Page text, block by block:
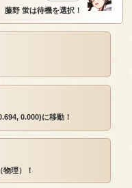
藤野 蛍は待機を選択！
0.000)に移動！
理）！